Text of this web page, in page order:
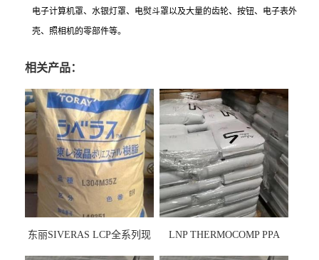
电子计算机罩、水银灯罩、电熨斗罩以及大量的齿轮、按钮、电子表外
壳、照相机的零部件等。
相关产品：
东丽SIVERAS LCP全系列现
LNP THERMOCOMP PPA